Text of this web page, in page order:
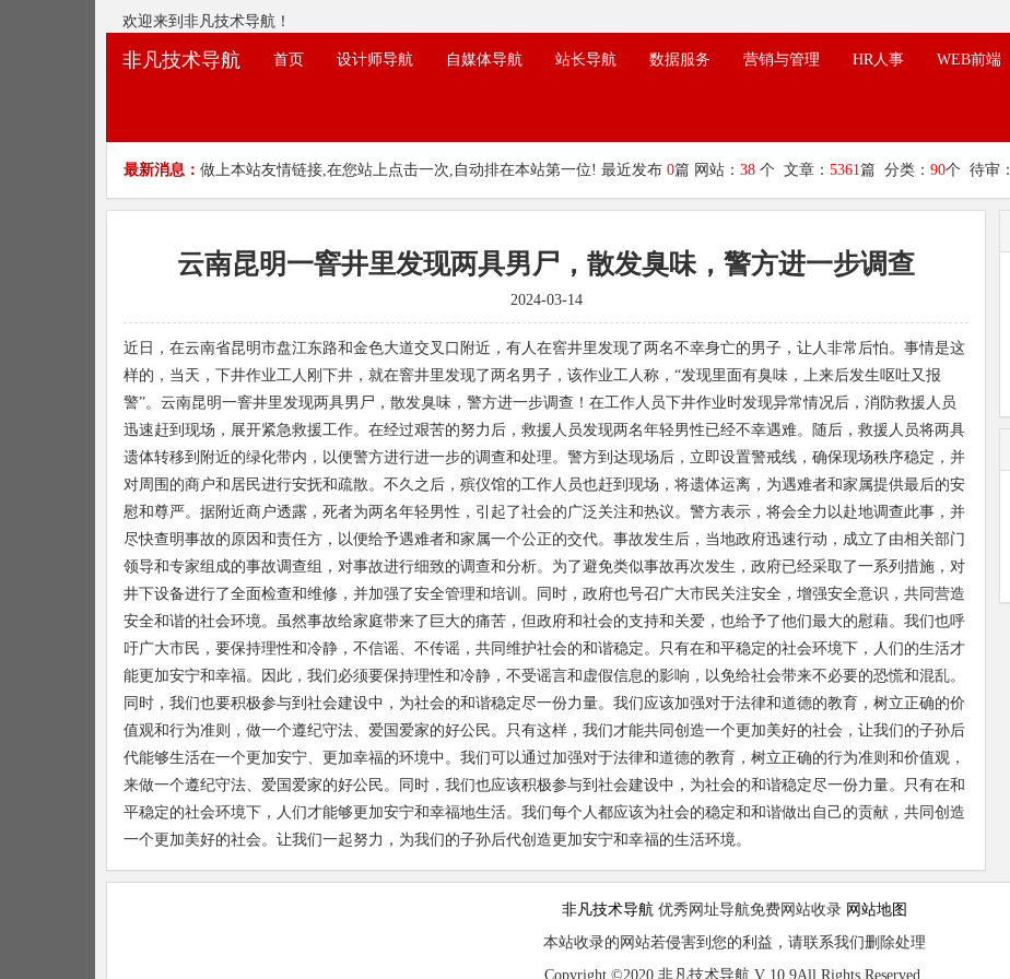
欢迎来到非凡技术导航！
非凡技术导航 首页 设计师导航 自媒体导航 站长导航 数据服务 营销与管理 HR人事 WEB前端
最新消息： 做上本站友情链接,在您站上点击一次,自动排在本站第一位! 最近发布 0篇 网站： 38 个 文章： 5361篇 分类： 90个 待审：
云南昆明一窨井里发现两具男尸，散发臭味，警方进一步调查
2024-03-14
近日，在云南省昆明市盘江东路和金色大道交叉口附近，有人在窖井里发现了两名不幸身亡的男子，让人非常后怕。事情是这
样的，当天，下井作业工人刚下井，就在窨井里发现了两名男子，该作业工人称，“发现里面有臭味，上来后发生呕吐又报
警”。云南昆明一窨井里发现两具男尸，散发臭味，警方进一步调查！在工作人员下井作业时发现异常情况后，消防救援人员
迅速赶到现场，展开紧急救援工作。在经过艰苦的努力后，救援人员发现两名年轻男性已经不幸遇难。随后，救援人员将两具
遗体转移到附近的绿化带内，以便警方进行进一步的调查和处理。警方到达现场后，立即设置警戒线，确保现场秩序稳定，并
对周围的商户和居民进行安抚和疏散。不久之后，殡仪馆的工作人员也赶到现场，将遗体运离，为遇难者和家属提供最后的安
慰和尊严。据附近商户透露，死者为两名年轻男性，引起了社会的广泛关注和热议。警方表示，将会全力以赴地调查此事，并
尽快查明事故的原因和责任方，以便给予遇难者和家属一个公正的交代。事故发生后，当地政府迅速行动，成立了由相关部门
领导和专家组成的事故调查组，对事故进行细致的调查和分析。为了避免类似事故再次发生，政府已经采取了一系列措施，对
井下设备进行了全面检查和维修，并加强了安全管理和培训。同时，政府也号召广大市民关注安全，增强安全意识，共同营造
安全和谐的社会环境。虽然事故给家庭带来了巨大的痛苦，但政府和社会的支持和关爱，也给予了他们最大的慰藉。我们也呼
吁广大市民，要保持理性和冷静，不信谣、不传谣，共同维护社会的和谐稳定。只有在和平稳定的社会环境下，人们的生活才
能更加安宁和幸福。因此，我们必须要保持理性和冷静，不受谣言和虚假信息的影响，以免给社会带来不必要的恐慌和混乱。
同时，我们也要积极参与到社会建设中，为社会的和谐稳定尽一份力量。我们应该加强对于法律和道德的教育，树立正确的价
值观和行为准则，做一个遵纪守法、爱国爱家的好公民。只有这样，我们才能共同创造一个更加美好的社会，让我们的子孙后
代能够生活在一个更加安宁、更加幸福的环境中。我们可以通过加强对于法律和道德的教育，树立正确的行为准则和价值观，
来做一个遵纪守法、爱国爱家的好公民。同时，我们也应该积极参与到社会建设中，为社会的和谐稳定尽一份力量。只有在和
平稳定的社会环境下，人们才能够更加安宁和幸福地生活。我们每个人都应该为社会的稳定和和谐做出自己的贡献，共同创造
一个更加美好的社会。让我们一起努力，为我们的子孙后代创造更加安宁和幸福的生活环境。
非凡技术导航 优秀网址导航免费网站收录 网站地图
本站收录的网站若侵害到您的利益，请联系我们删除处理
Copyright ©2020 非凡技术导航 V 10.9All Rights Reserved.